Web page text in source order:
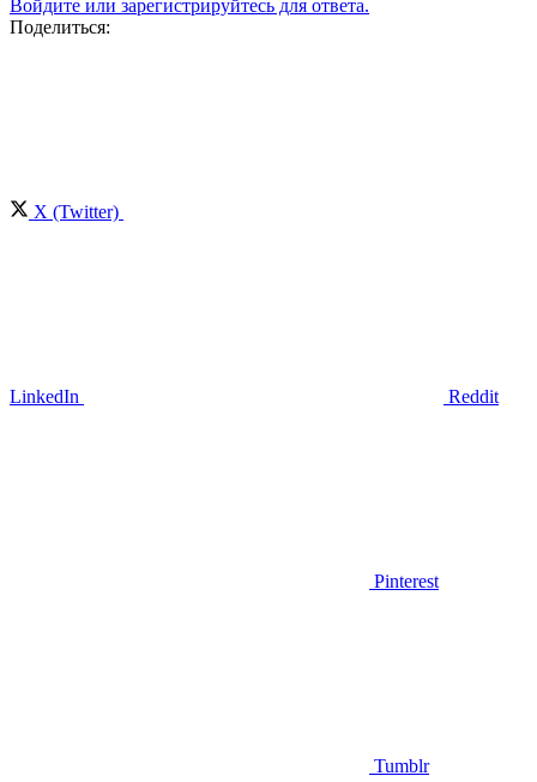
Войдите или зарегистрируйтесь для ответа.
Поделиться:
X (Twitter)
LinkedIn Reddit
Pinterest
Tumblr